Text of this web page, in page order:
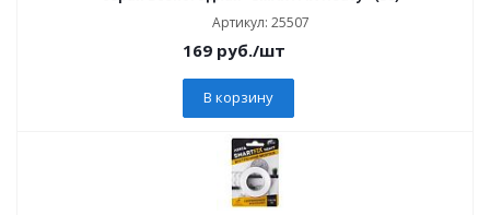
Артикул: 25507
169 руб./шт
В корзину